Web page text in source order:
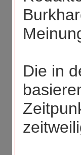
Die in